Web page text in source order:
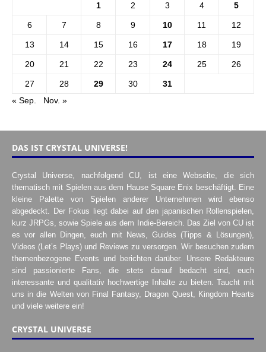
1 2 3 4 5
6 7 8 9 10 11 12
13 14 15 16 17 18 19
20 21 22 23 24 25 26
27 28 29 30
31
« Sep.
Nov. »
DAS IST CRYSTAL UNIVERSE!
Crystal Universe, nachfolgend CU, ist eine Webseite, die sich
thematisch mit Spielen aus dem Hause Square Enix beschäftigt. Eine
kleine Palette von Spielen anderer Unternehmen wird ebenso
abgedeckt. Der Fokus liegt dabei auf den japanischen Rollenspielen,
kurz JRPGs, sowie Spiele aus dem Indie-Bereich. Das Ziel von CU ist
es vor allen Dingen, euch mit News, Guides (Tipps & Lösungen),
Videos (Let’s Plays) und Reviews zu versorgen. Wir besuchen zudem
themenbezogene Events und berichten darüber. Unsere Redakteure
sind passionierte Fans, die stets darauf bedacht sind, euch
interessante und qualitativ hochwertige Inhalte zu bieten. Taucht mit
uns in die Welten von Final Fantasy, Dragon Quest, Kingdom Hearts
und viele weitere ein!
CRYSTAL UNIVERSE